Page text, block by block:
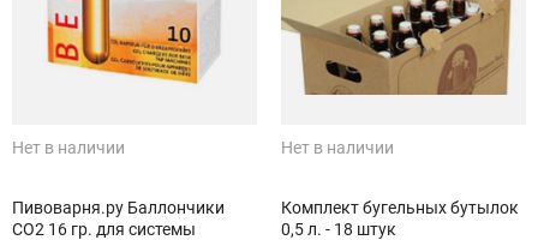
Нет в наличии
Пивоварня.ру Баллончики
СО2 16 гр. для системы
Нет в наличии
Комплект бугельных бутылок
0,5 л. - 18 штук